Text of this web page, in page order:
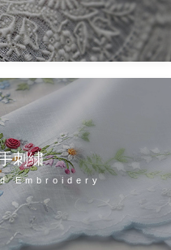
刺繍
Embroidery